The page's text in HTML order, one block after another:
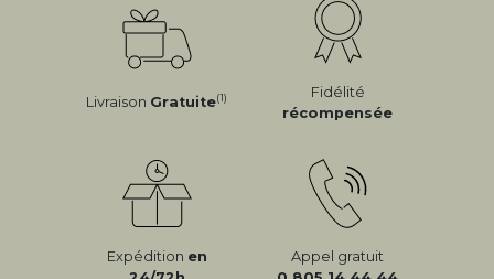
Livraison Gratuite(1)
Fidélité
récompensée
Expédition en
Appel gratuit